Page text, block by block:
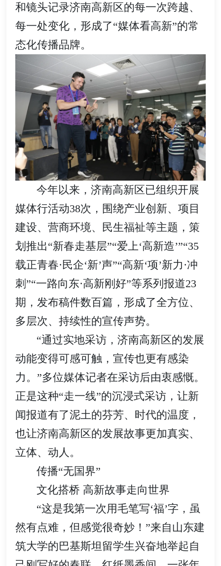
和镜头记录济南高新区的每一次跨越、
每一处变化，形成了“媒体看高新”的常
态化传播品牌。
今年以来，济南高新区已组织开展
媒体行活动38次，围绕产业创新、项目
建设、营商环境、民生福祉等主题，策
划推出“新春走基层”“爱上‘高新造’”“35
载正青春·民企‘新’声”“高新‘项’新力·冲
刺”“一路向东·高新刚好”等系列报道23
期，发布稿件数百篇，形成了全方位、
多层次、持续性的宣传声势。
“通过实地采访，济南高新区的发展
动能变得可感可触，宣传也更有感染
力。”多位媒体记者在采访后由衷感慨。
正是这种“走一线”的沉浸式采访，让新
闻报道有了泥土的芬芳、时代的温度，
也让济南高新区的发展故事更加真实、
立体、动人。
传播“无国界”
文化搭桥 高新故事走向世界
“这是我第一次用毛笔写‘福’字，虽
然有点难，但感觉很奇妙！”来自山东建
筑大学的巴基斯坦留学生兴奋地举起自